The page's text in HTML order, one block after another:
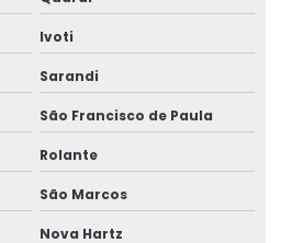
e bebidas
acreditado
Ivoti
Sarandi
São Francisco de Paula
Rolante
São Marcos
Nova Hartz